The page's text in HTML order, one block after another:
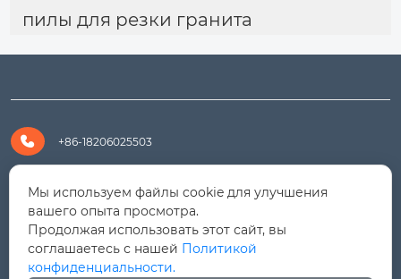
пилы для резки гранита
 +86-18206025503
 +8618206025503
 yanali@hualongm.com
351144, Китай, пров.Фуцзянь, г. Путянь, район Личэн,
Мы используем файлы cookie для улучшения
вашего опыта просмотра.
Продолжая использовать этот сайт, вы
соглашаетесь с нашей Политикой
конфиденциальности.